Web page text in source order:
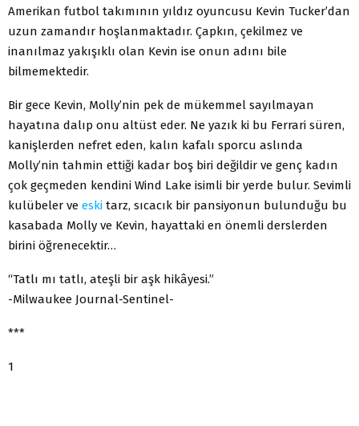
Amerikan futbol takımının yıldız oyuncusu Kevin Tucker’dan
uzun zamandır hoşlanmaktadır. Çapkın, çekilmez ve
inanılmaz yakışıklı olan Kevin ise onun adını bile
bilmemektedir.
Bir gece Kevin, Molly’nin pek de mükemmel sayılmayan
hayatına dalıp onu altüst eder. Ne yazık ki bu Ferrari süren,
kanişlerden nefret eden, kalın kafalı sporcu aslında
Molly’nin tahmin ettiği kadar boş biri değildir ve genç kadın
çok geçmeden kendini Wind Lake isimli bir yerde bulur. Sevimli
kulübeler ve eski tarz, sıcacık bir pansiyonun bulunduğu bu
kasabada Molly ve Kevin, hayattaki en önemli derslerden
birini öğrenecektir…
“Tatlı mı tatlı, ateşli bir aşk hikâyesi.”
-Milwaukee Journal-Sentinel-
***
1